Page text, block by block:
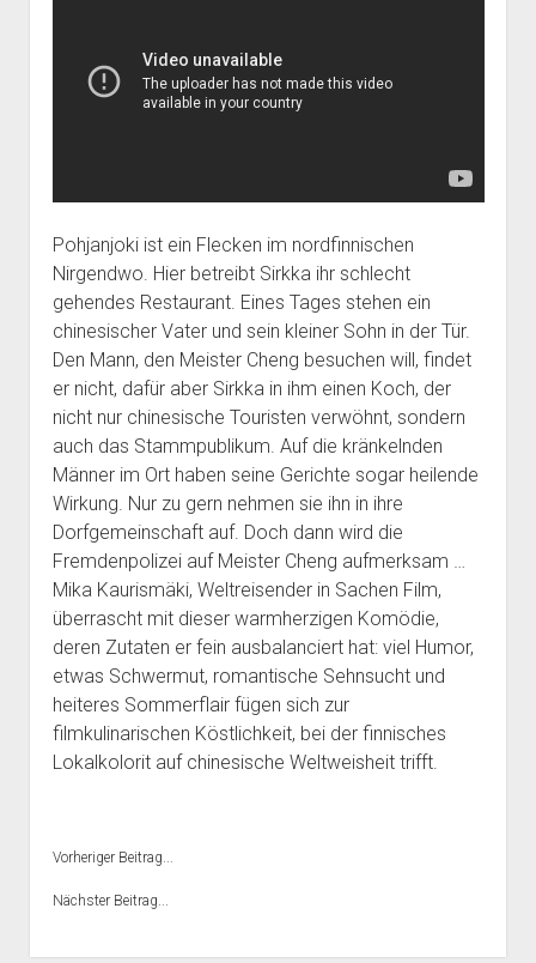
Pohjanjoki ist ein Flecken im nordfinnischen
Nirgendwo. Hier betreibt Sirkka ihr schlecht
gehendes Restaurant. Eines Tages stehen ein
chinesischer Vater und sein kleiner Sohn in der Tür.
Den Mann, den Meister Cheng besuchen will, findet
er nicht, dafür aber Sirkka in ihm einen Koch, der
nicht nur chinesische Touristen verwöhnt, sondern
auch das Stammpublikum. Auf die kränkelnden
Männer im Ort haben seine Gerichte sogar heilende
Wirkung. Nur zu gern nehmen sie ihn in ihre
Dorfgemeinschaft auf. Doch dann wird die
Fremdenpolizei auf Meister Cheng aufmerksam …
Mika Kaurismäki, Weltreisender in Sachen Film,
überrascht mit dieser warmherzigen Komödie,
deren Zutaten er fein ausbalanciert hat: viel Humor,
etwas Schwermut, romantische Sehnsucht und
heiteres Sommerflair fügen sich zur
filmkulinarischen Köstlichkeit, bei der finnisches
Lokalkolorit auf chinesische Weltweisheit trifft.
Vorheriger Beitrag...
Nächster Beitrag...